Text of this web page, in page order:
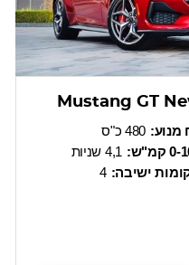
Mustang GT
מנוע: 480 כ"ס
קמ"ש:
4,1 שניות
ישיבה: 4